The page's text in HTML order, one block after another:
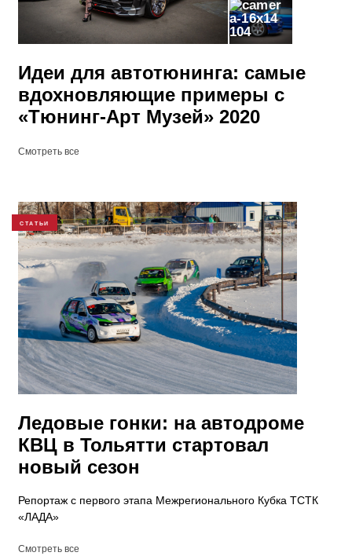
104
Идеи для автотюнинга: самые
вдохновляющие примеры с
«Тюнинг-Арт Музей» 2020
Смотреть все
СТАТЬИ
Ледовые гонки: на автодроме
КВЦ в Тольятти стартовал
новый сезон
Репортаж с первого этапа Межрегионального Кубка ТСТК
«ЛАДА»
Смотреть все